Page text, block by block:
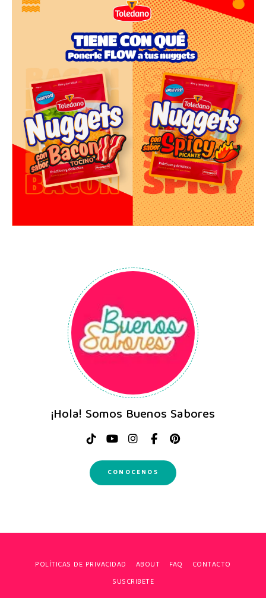
¡Hola! Somos Buenos Sabores
CONOCENOS
POLÍTICAS DE PRIVACIDAD ABOUT FAQ
CONTACTO
SUSCRIBETE